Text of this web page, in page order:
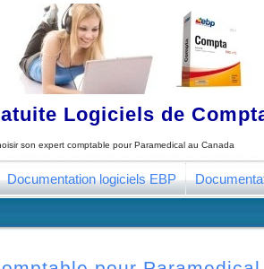
Logiciels de
son expert comptable pour Paramedical au Canada
Documentation logiciels EBP